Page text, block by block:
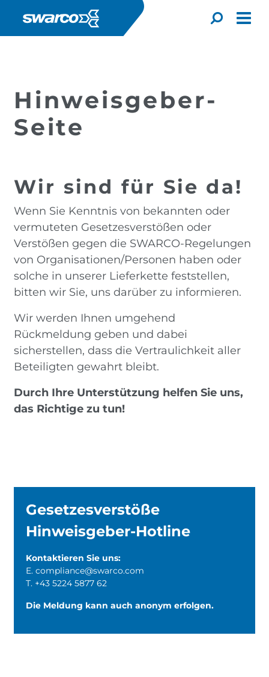
Toggle
English
Choose your country:
Africa
Albania
Iceland
Jamaica
Armenia
Czech Republic
Georgia
Hungary
Italy
Latvia
Compliance Hinweisgeber-Seite
Hinweisgeber-
Seite
Wir sind für Sie da!
Wenn Sie Kenntnis von bekannten oder
vermuteten Gesetzesverstößen oder
Verstößen gegen die SWARCO-Regelungen
von Organisationen/Personen haben oder
solche in unserer Lieferkette feststellen,
bitten wir Sie, uns darüber zu informieren.
Wir werden Ihnen umgehend
Rückmeldung geben und dabei
sicherstellen, dass die Vertraulichkeit aller
Beteiligten gewahrt bleibt.
Durch Ihre Unterstützung helfen Sie uns,
das Richtige zu tun!
Gesetzesverstöße
Hinweisgeber-Hotline
Kontaktieren Sie uns:
E. compliance@swarco.com
T. +43 5224 5877 62
Die Meldung kann auch anonym erfolgen.